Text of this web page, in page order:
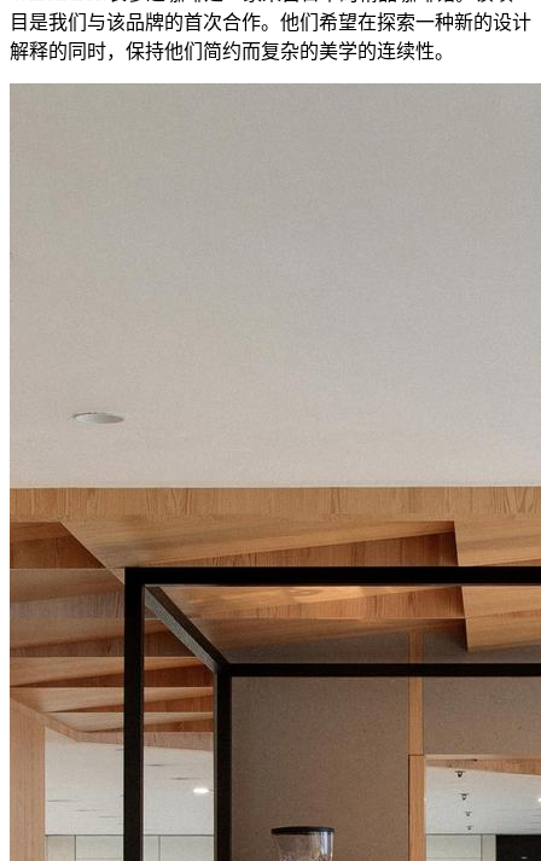
目是我们与该品牌的首次合作。他们希望在探索一种新的设计
解释的同时，保持他们简约而复杂的美学的连续性。